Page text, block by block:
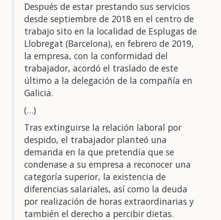
Después de estar prestando sus servicios
desde septiembre de 2018 en el centro de
trabajo sito en la localidad de Esplugas de
Llobregat (Barcelona), en febrero de 2019,
la empresa, con la conformidad del
trabajador, acordó el traslado de este
último a la delegación de la compañía en
Galicia.
(…)
Tras extinguirse la relación laboral por
despido, el trabajador planteó una
demanda en la que pretendía que se
condenase a su empresa a reconocer una
categoría superior, la existencia de
diferencias salariales, así como la deuda
por realización de horas extraordinarias y
también el derecho a percibir dietas.